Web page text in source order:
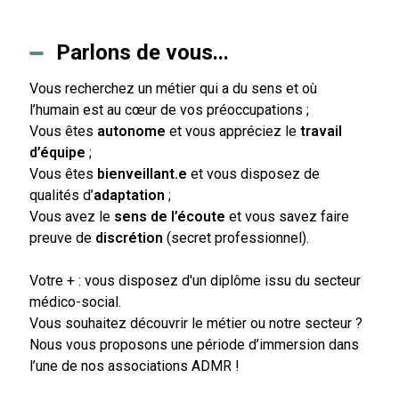
Parlons de vous...
Vous recherchez un métier qui a du sens et où
l’humain est au cœur de vos préoccupations ;
Vous êtes autonome et vous appréciez le travail
d’équipe ;
Vous êtes bienveillant.e et vous disposez de
qualités d’adaptation ;
Vous avez le sens de l’écoute et vous savez faire
preuve de discrétion (secret professionnel).
Votre + : vous disposez d'un diplôme issu du secteur
médico-social.
Vous souhaitez découvrir le métier ou notre secteur ?
Nous vous proposons une période d’immersion dans
l’une de nos associations ADMR !